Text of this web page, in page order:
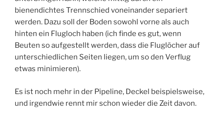
bienendichtes Trennschied voneinander separiert
werden. Dazu soll der Boden sowohl vorne als auch
hinten ein Flugloch haben (ich finde es gut, wenn
Beuten so aufgestellt werden, dass die Fluglöcher auf
unterschiedlichen Seiten liegen, um so den Verflug
etwas minimieren).
Es ist noch mehr in der Pipeline, Deckel beispielsweise,
und irgendwie rennt mir schon wieder die Zeit davon.